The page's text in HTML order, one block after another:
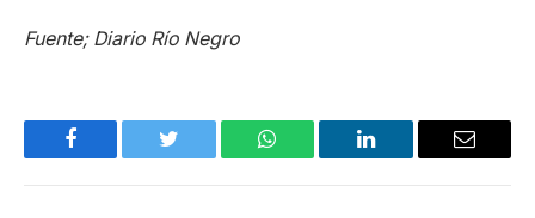
Fuente; Diario Río Negro
Facebook Twitter WhatsApp LinkedIn Email